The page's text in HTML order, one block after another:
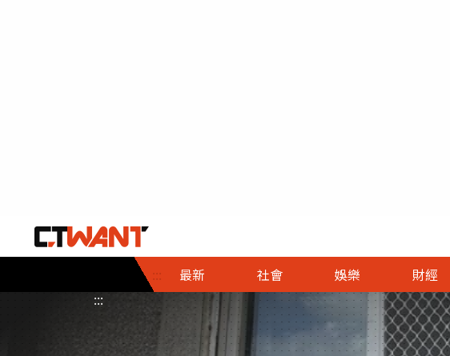
::: 最新 社會
社會首頁
時事
直擊
調查
娛樂
娛樂首頁
即時
大條
專題
財經
財經首頁
熱線
人物
３Ｃ
政治首頁
焦點
人物
評論
漂亮
美
時
精
:::